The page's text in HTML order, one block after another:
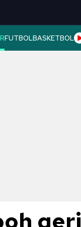
FUTBOLBASKETBOL
geri